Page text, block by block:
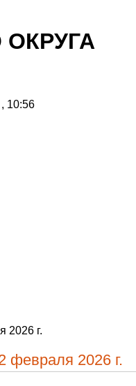
10:56
2026 г.
февраля 2026 г.